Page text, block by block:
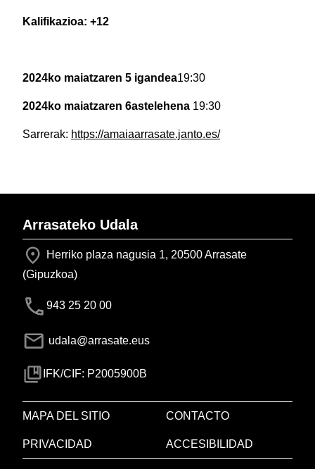
Kalifikazioa: +12
2024ko maiatzaren 5 igandea19:30
2024ko maiatzaren 6astelehena 19:30
Sarrerak: https://amaiaarrasate.janto.es/
Arrasateko Udala
Herriko plaza nagusia 1, 20500 Arrasate
(Gipuzkoa)
943 25 20 00
udala@arrasate.eus
IFK/CIF: P2005900B
MAPA DEL SITIO CONTACTO
PRIVACIDAD ACCESIBILIDAD